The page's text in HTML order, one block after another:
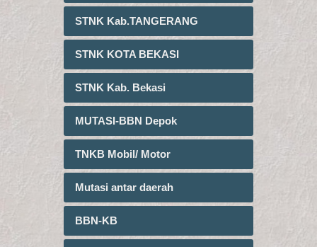
STNK Kab.TANGERANG
STNK KOTA BEKASI
STNK Kab. Bekasi
MUTASI-BBN Depok
TNKB Mobil/ Motor
Mutasi antar daerah
BBN-KB